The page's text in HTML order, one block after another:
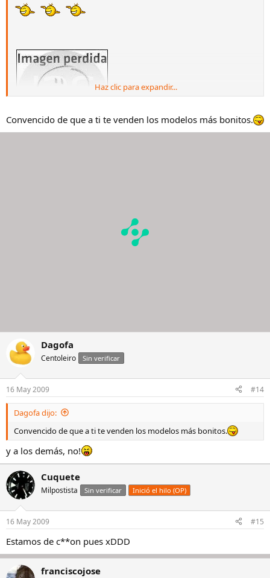
Haz clic para expandir...
Convencido de que a ti te venden los modelos más bonitos.
Dagofa
Centoleiro Sin verificar
16 May 2009 #14
Dagofa dijo:
Convencido de que a ti te venden los modelos más bonitos.
y a los demás, no!
Cuquete
Milpostista Sin verificar Inició el hilo (OP)
16 May 2009 #15
Estamos de c**on pues xDDD
franciscojose